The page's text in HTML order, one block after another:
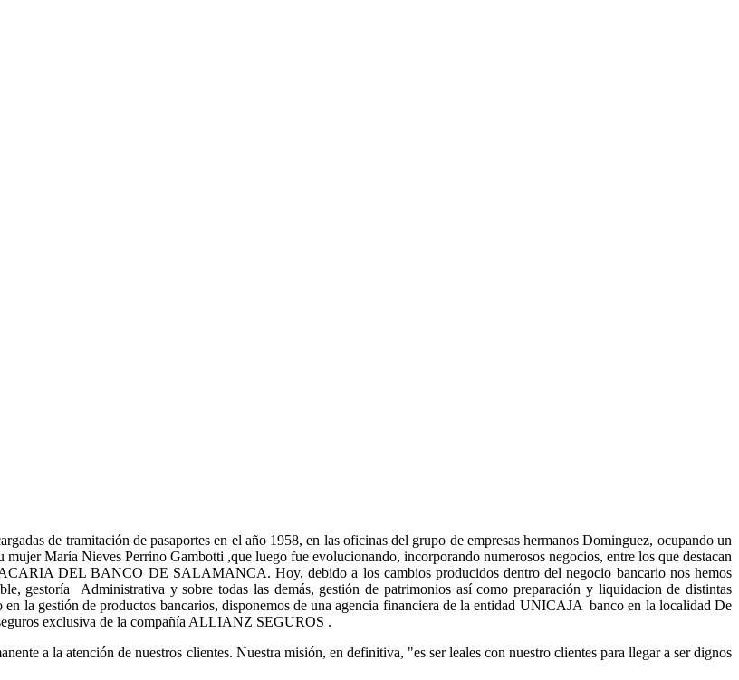
de tramitación de pasaportes en el año 1958, en las oficinas del grupo de empresas hermanos Dominguez, ocupando un
María Nieves Perrino Gambotti ,que luego fue evolucionando, incorporando numerosos negocios, entre los que destacan
DEL BANCO DE SALAMANCA. Hoy, debido a los cambios producidos dentro del negocio bancario nos hemos
gestoría Administrativa y sobre todas las demás, gestión de patrimonios así como preparación y liquidacion de distintas
la gestión de productos bancarios, disponemos de una agencia financiera de la entidad UNICAJA banco en la localidad De
exclusiva de la compañía ALLIANZ SEGUROS .
a la atención de nuestros clientes. Nuestra misión, en definitiva, "es ser leales con nuestro clientes para llegar a ser dignos